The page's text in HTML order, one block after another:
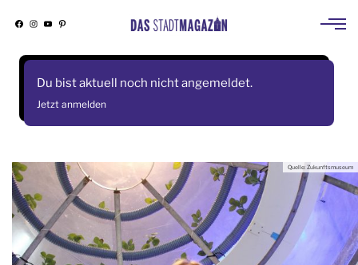
Skip
Facebook
Instagram
YouTube
Pinterest
Du bist aktuell noch nicht angemeldet.
Jetzt anmelden
Quelle: Zukunftsmuseum